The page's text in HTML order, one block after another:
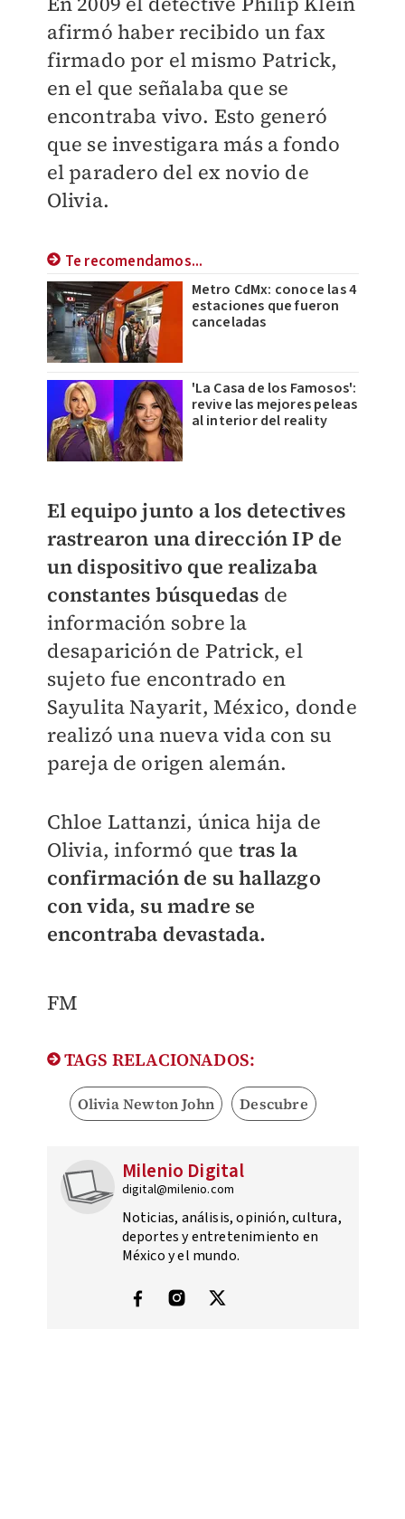
afirmó haber recibido un fax
firmado por el mismo Patrick,
en el que señalaba que se
encontraba vivo. Esto generó
que se investigara más a fondo
el paradero del ex novio de
Olivia.
Te recomendamos...
Metro CdMx: conoce las 4
estaciones que fueron
canceladas
'La Casa de los Famosos':
revive las mejores peleas
al interior del reality
El equipo junto a los detectives
rastrearon una dirección IP de
un dispositivo que realizaba
constantes búsquedas de
información sobre la
desaparición de Patrick, el
sujeto fue encontrado en
Sayulita Nayarit, México, donde
realizó una nueva vida con su
pareja de origen alemán.
Chloe Lattanzi, única hija de
Olivia, informó que tras la
confirmación de su hallazgo
con vida, su madre se
encontraba devastada.
FM
TAGS RELACIONADOS:
Olivia Newton John Descubre
Milenio Digital
digital@milenio.com
Noticias, análisis, opinión, cultura,
deportes y entretenimiento en
México y el mundo.